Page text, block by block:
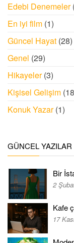
Edebi Denemeler
En iyi film (1)
Güncel Hayat (28)
Genel (29)
Hikayeler(3)
Kişisel Gelişim
Konuk Yazar(1)
GÜNCEL YAZILAR
Bir
2
Kafe
17